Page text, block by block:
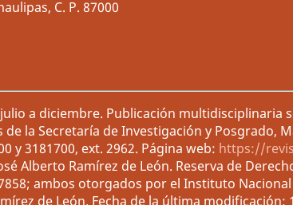
C. P. 87000
a diciembre. Publicación
la Secretaría de Investigación y Posgrado,
y 3181700, ext. 2962. Página web: https://
Alberto Ramírez de León. Reserva de
ambos otorgados por el Instituto
de León. Fecha de la última modificación: